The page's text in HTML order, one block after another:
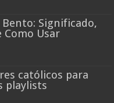
Bento: Significado,
Como Usar
católicos para
playlists